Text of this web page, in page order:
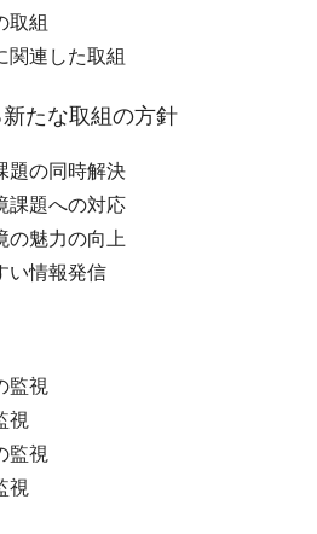
取組
連した取組
たな取組の方針
の同時解決
題への対応
魅力の向上
い情報発信
監視
視
監視
視